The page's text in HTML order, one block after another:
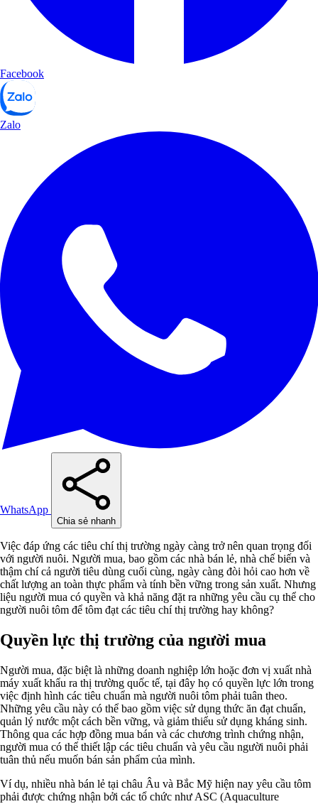
Facebook
Zalo
WhatsApp
Chia sẻ nhanh
Việc đáp ứng các tiêu chí thị trường ngày càng trở nên quan trọng đối
với người nuôi. Người mua, bao gồm các nhà bán lẻ, nhà chế biến và
thậm chí cả người tiêu dùng cuối cùng, ngày càng đòi hỏi cao hơn về
chất lượng an toàn thực phẩm và tính bền vững trong sản xuất. Nhưng
liệu người mua có quyền và khả năng đặt ra những yêu cầu cụ thể cho
người nuôi tôm để tôm đạt các tiêu chí thị trường hay không?
Quyền lực thị trường của người mua
Người mua, đặc biệt là những doanh nghiệp lớn hoặc đơn vị xuất nhà
máy xuất khẩu ra thị trường quốc tế, tại đây họ có quyền lực lớn trong
việc định hình các tiêu chuẩn mà người nuôi tôm phải tuân theo.
Những yêu cầu này có thể bao gồm việc sử dụng thức ăn đạt chuẩn,
quản lý nước một cách bền vững, và giảm thiểu sử dụng kháng sinh.
Thông qua các hợp đồng mua bán và các chương trình chứng nhận,
người mua có thể thiết lập các tiêu chuẩn và yêu cầu người nuôi phải
tuân thủ nếu muốn bán sản phẩm của mình.
Ví dụ, nhiều nhà bán lẻ tại châu Âu và Bắc Mỹ hiện nay yêu cầu tôm
phải được chứng nhận bởi các tổ chức như ASC (Aquaculture